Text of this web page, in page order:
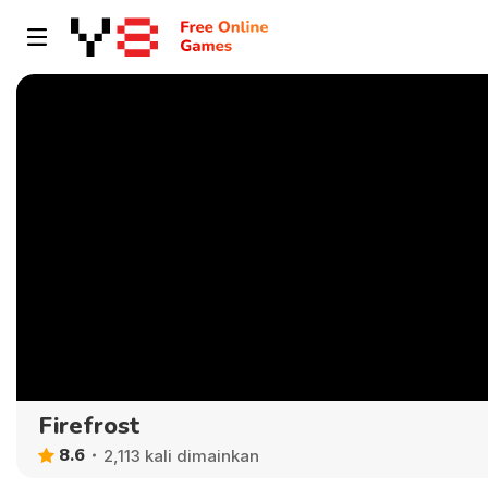
Firefrost
8.6 2,113 kali dimainkan